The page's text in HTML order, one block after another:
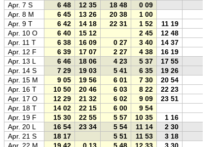
Apr. 7 S
6 48 12 35 18 48
0 09
Apr. 8 M
6 45 13 26 20 38
1 00
Apr. 9 T
6 42 14 18 22 31 1 52
11 19
Apr. 10 O
6 40 15 12 2 45
12 48
Apr. 11 T
6 38 16 09 0 27 3 40
14 37
Apr. 12 F
6 39 17 07 2 27 4 38
16 19
Apr. 13 L
6 46 18 06 4 23 5 37
17 55
Apr. 14 S
7 29 19 03 5 41 6 35
19 26
Apr. 15 M
9 05 19 56 6 01 7 30
20 54
Apr. 16 T
10 50 20 46 6 03 8 22
22 23
Apr. 17 O
12 29 21 32 6 02 9 09
23 51
Apr. 18 T
14 02 22 15 6 00
9 54
Apr. 19 F
15 30 22 55 5 57 10 35
1 16
Apr. 20 L
16 54 23 34 5 54 11 14
2 30
Apr. 21 S
18 17 5 51 11 53
3 18
Apr. 22 M
19 42 0 13 5 48 12 33 3 30